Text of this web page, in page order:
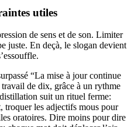
utiles
de sens et de son. Limiter
juste. En deçà, le slogan devient
“La mise à jour continue
de dix, grâce à un rythme
suit un rituel ferme:
troquer les adjectifs mous pour
oratoires. Dire moins pour dire